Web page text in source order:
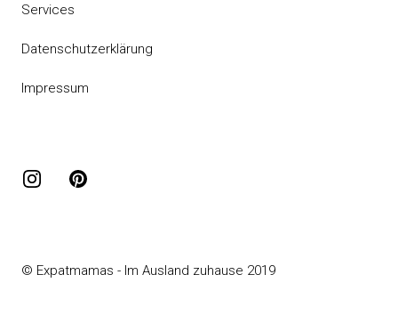
Services
Datenschutzerklärung
Impressum
InstagramPinterest
© Expatmamas - Im Ausland zuhause 2019